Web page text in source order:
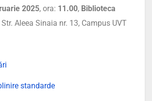
2025, ora: 11.00, Biblioteca
Str. Aleea Sinaia nr. 13, Campus UVT
standarde